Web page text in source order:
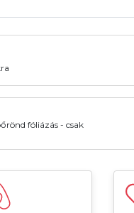
fóliázás - csak